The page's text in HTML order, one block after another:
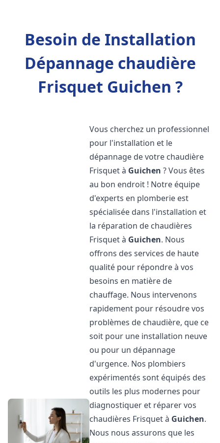
Besoin de Installation
Dépannage chaudière
Frisquet Guichen ?
Vous cherchez un professionnel
pour l'installation et le
dépannage de votre chaudière
Frisquet à Guichen ? Vous êtes
au bon endroit ! Notre équipe
d'experts en plomberie est
spécialisée dans l'installation et
la réparation de chaudières
Frisquet à Guichen. Nous
offrons des services de haute
qualité pour répondre à vos
besoins en matière de
chauffage. Nous intervenons
rapidement pour résoudre vos
problèmes de chaudière, que ce
soit pour une installation neuve
ou pour un dépannage
d'urgence. Nos plombiers
expérimentés sont équipés des
outils les plus modernes pour
diagnostiquer et réparer vos
chaudières Frisquet à Guichen.
Nous nous assurons que les